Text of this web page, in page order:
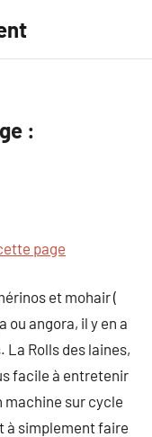
:
page
et mohair (
ou angora, il y en a
La Rolls des laines,
facile à entretenir
machine sur cycle
à simplement faire